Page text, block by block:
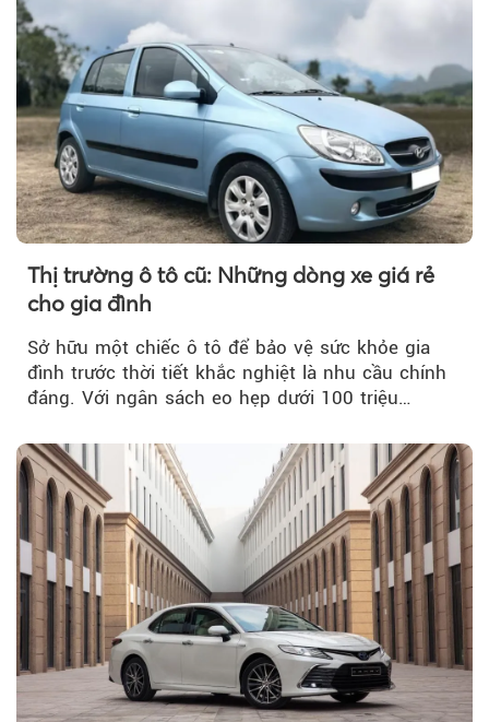
Thị trường ô tô cũ: Những dòng xe giá rẻ
cho gia đình
Sở hữu một chiếc ô tô để bảo vệ sức khỏe gia
đình trước thời tiết khắc nghiệt là nhu cầu chính
đáng. Với ngân sách eo hẹp dưới 100 triệu